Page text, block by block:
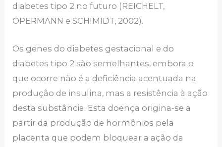
diabetes tipo 2 no futuro (REICHELT,
OPERMANN e SCHIMIDT, 2002).
Os genes do diabetes gestacional e do
diabetes tipo 2 são semelhantes, embora o
que ocorre não é a deficiência acentuada na
produção de insulina, mas a resistência à ação
desta substância. Esta doença origina-se a
partir da produção de hormônios pela
placenta que podem bloquear a ação da